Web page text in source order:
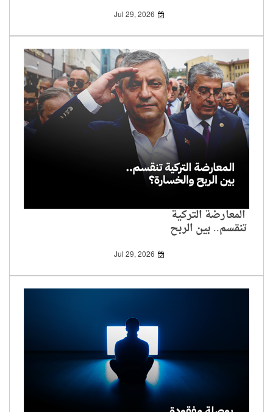
Jul 29, 2026
المعارضة التركية
تنقسم.. بين الربح
Jul 29, 2026